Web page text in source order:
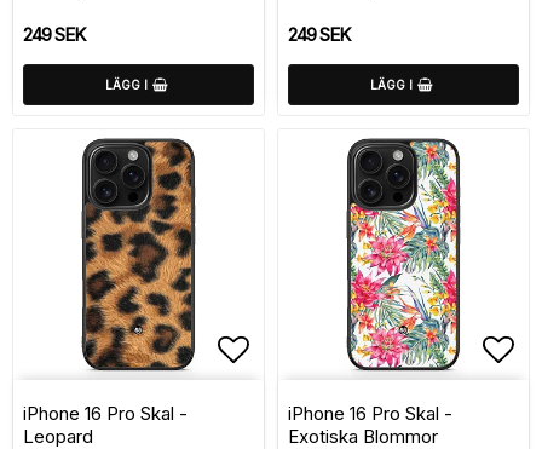
249 SEK
LÄGG I
249 SEK
LÄGG I
Lägg till i favoritlistan
iPhone 16 Pro Skal -
Leopard
iPhone 16 Pro Skal -
Exotiska Blommor